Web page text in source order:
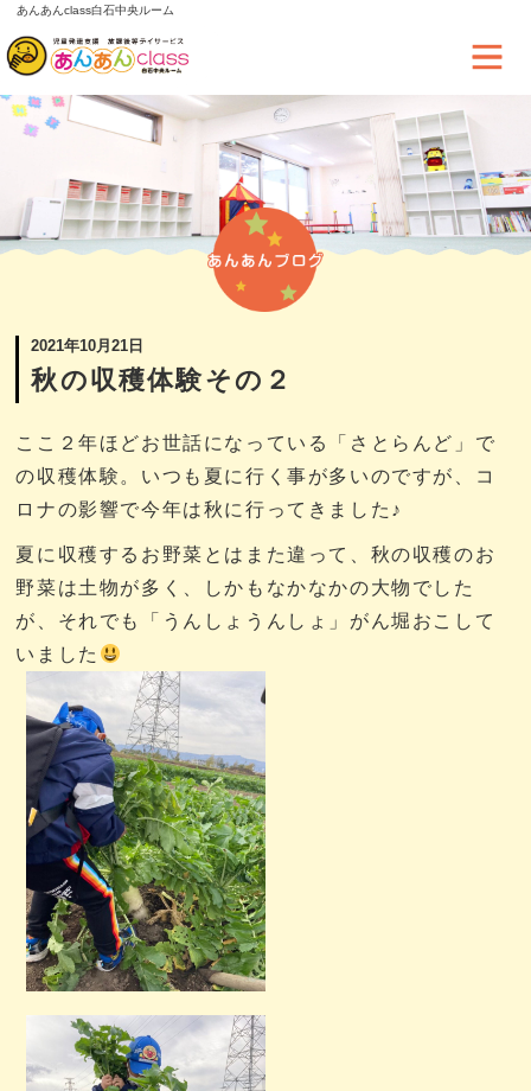
あんあんclass白石中央ルーム
2021年10月21日
秋の収穫体験その２
ここ２年ほどお世話になっている「さとらんど」で
の収穫体験。いつも夏に行く事が多いのですが、コ
ロナの影響で今年は秋に行ってきました♪
夏に収穫するお野菜とはまた違って、秋の収穫のお
野菜は土物が多く、しかもなかなかの大物でした
が、それでも「うんしょうんしょ」がん堀おこして
いました